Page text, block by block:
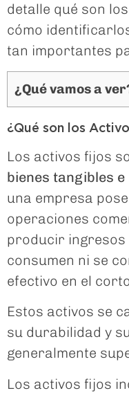
detalle qué son
cómo
tan importantes
¿Qué vamos a
¿Qué son los
Los activos fijos
bienes tangibles
una empresa
operaciones
producir ingresos
consumen ni se
efectivo en el
Estos activos se
su durabilidad y
generalmente
Los activos fijos